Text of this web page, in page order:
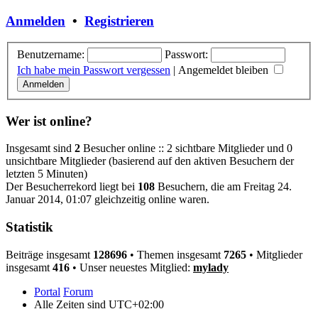
Anmelden • Registrieren
Benutzername:
Passwort:
Ich habe mein Passwort vergessen | Angemeldet bleiben
Wer ist online?
Insgesamt sind 2 Besucher online :: 2 sichtbare Mitglieder und 0
unsichtbare Mitglieder (basierend auf den aktiven Besuchern der
letzten 5 Minuten)
Der Besucherrekord liegt bei 108 Besuchern, die am Freitag 24.
Januar 2014, 01:07 gleichzeitig online waren.
Statistik
Beiträge insgesamt 128696 • Themen insgesamt 7265 • Mitglieder
insgesamt 416 • Unser neuestes Mitglied: mylady
Portal Forum
Alle Zeiten sind UTC+02:00